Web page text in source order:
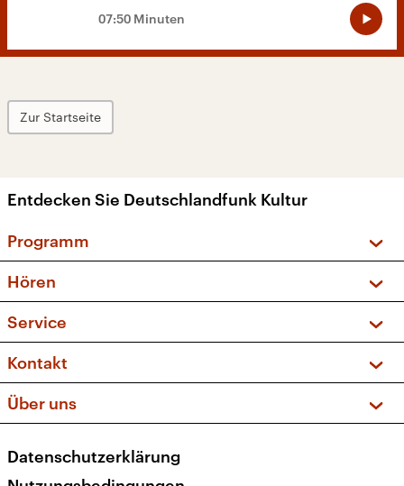
07:50 Minuten
Zur Startseite
Entdecken Sie Deutschlandfunk Kultur
Programm
Sendungen und Podcasts
Musikliste
Kakadu – Das Kinderprogramm
Hören
Frequenzen (UKW + DAB+)
Service
FAQ
Apps
Newsletter
Veranstaltungen
Kontakt
Social Media
Über uns
Presse
Datenschutzerklärung